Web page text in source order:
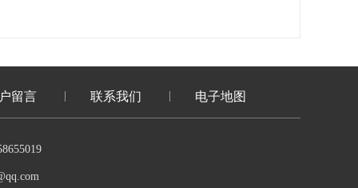
留言 联系我们 电子地图